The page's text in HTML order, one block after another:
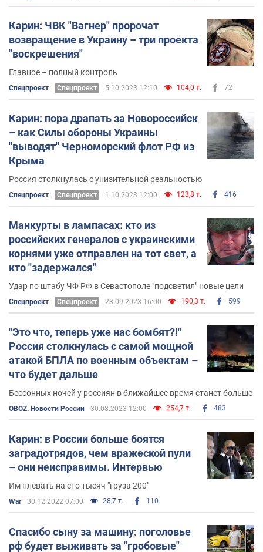
Карин: ЧВК "Вагнер" пророчат
возвращение в Украину – три проекта
"воскрешения"
Главное – полный контроль
Спецпроект Спецпроект 5.10.2023 12:10 104,0 т. 72
Карин: пора драпать за Новороссийск
– как Силы обороны Украины
"выводят" Черноморский флот РФ из
Крыма
Россия столкнулась с унизительной реальностью
Спецпроект Спецпроект 1.10.2023 12:00 123,8 т. 416
Манкурты в лампасах: кто из
российских генералов с украинскими
корнями уже отправлен на тот свет, а
кто "задержался"
Удар по штабу ЧФ РФ в Севастополе "подсветил" новые цели
Спецпроект Спецпроект 23.09.2023 16:00 190,3 т. 599
"Это что, теперь уже нас бомбят?!"
Россия столкнулась с самой мощной
атакой БПЛА по военным объектам –
что будет дальше
Бессонных ночей у россиян в ближайшее время станет больше
OBOZ. Новости России 30.08.2023 12:00 254,7 т. 483
Карин: в России больше боятся
заградотрядов, чем вражеской пули
– они неисправимы. Интервью
Им плевать на сто тысяч "груза 200"
War 30.12.2022 07:00 28,7 т. 110
Спасибо сыну за машину: поголовье
рф будет выживать за "гробовые"